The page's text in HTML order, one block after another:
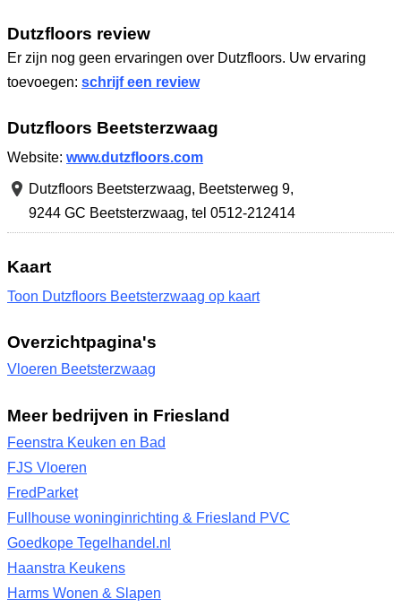
Dutzfloors review
Er zijn nog geen ervaringen over Dutzfloors. Uw ervaring
toevoegen: schrijf een review
Dutzfloors Beetsterzwaag
Website: www.dutzfloors.com
Dutzfloors Beetsterzwaag, Beetsterweg 9,
9244 GC Beetsterzwaag, tel 0512-212414
Kaart
Toon Dutzfloors Beetsterzwaag op kaart
Overzichtpagina's
Vloeren Beetsterzwaag
Meer bedrijven in Friesland
Feenstra Keuken en Bad
FJS Vloeren
FredParket
Fullhouse woninginrichting & Friesland PVC
Goedkope Tegelhandel.nl
Haanstra Keukens
Harms Wonen & Slapen